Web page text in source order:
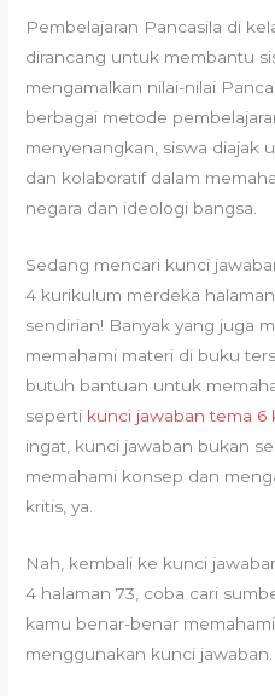
Pembelajaran Pancasila di
dirancang untuk membantu
mengamalkan nilai-nilai
berbagai metode
menyenangkan, siswa diajak
dan kolaboratif dalam
negara dan ideologi bangsa.
Sedang mencari kunci
4 kurikulum merdeka
sendirian! Banyak yang juga
memahami materi di buku
butuh bantuan untuk
seperti kunci jawaban tema 6
ingat, kunci jawaban bukan
memahami konsep dan
kritis, ya.
Nah, kembali ke kunci
4 halaman 73, coba cari
kamu benar-benar
menggunakan kunci jawaban.